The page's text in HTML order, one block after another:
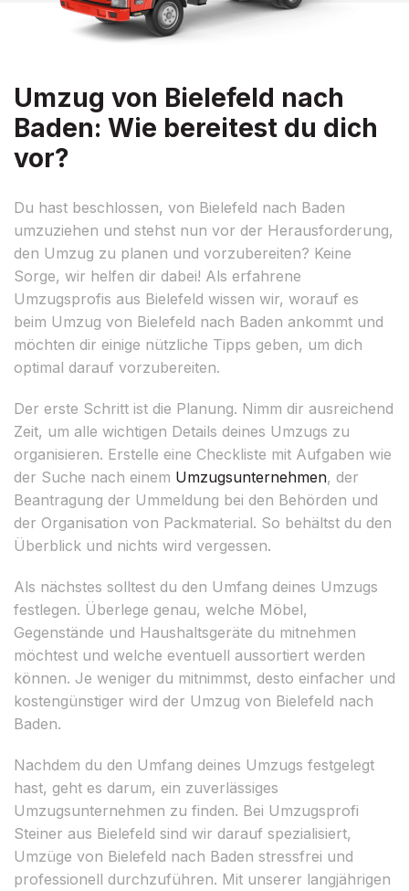
Umzug von Bielefeld nach
Baden: Wie bereitest du dich
vor?
Du hast beschlossen, von Bielefeld nach Baden
umzuziehen und stehst nun vor der Herausforderung,
den Umzug zu planen und vorzubereiten? Keine
Sorge, wir helfen dir dabei! Als erfahrene
Umzugsprofis aus Bielefeld wissen wir, worauf es
beim Umzug von Bielefeld nach Baden ankommt und
möchten dir einige nützliche Tipps geben, um dich
optimal darauf vorzubereiten.
Der erste Schritt ist die Planung. Nimm dir ausreichend
Zeit, um alle wichtigen Details deines Umzugs zu
organisieren. Erstelle eine Checkliste mit Aufgaben wie
der Suche nach einem Umzugsunternehmen, der
Beantragung der Ummeldung bei den Behörden und
der Organisation von Packmaterial. So behältst du den
Überblick und nichts wird vergessen.
Als nächstes solltest du den Umfang deines Umzugs
festlegen. Überlege genau, welche Möbel,
Gegenstände und Haushaltsgeräte du mitnehmen
möchtest und welche eventuell aussortiert werden
können. Je weniger du mitnimmst, desto einfacher und
kostengünstiger wird der Umzug von Bielefeld nach
Baden.
Nachdem du den Umfang deines Umzugs festgelegt
hast, geht es darum, ein zuverlässiges
Umzugsunternehmen zu finden. Bei Umzugsprofi
Steiner aus Bielefeld sind wir darauf spezialisiert,
Umzüge von Bielefeld nach Baden stressfrei und
professionell durchzuführen. Mit unserer langjährigen